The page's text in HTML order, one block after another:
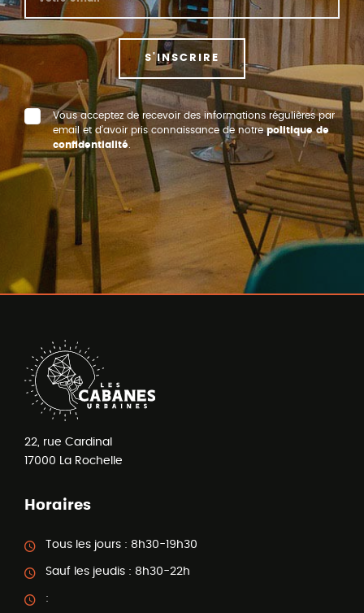
S'INSCRIRE
Vous acceptez de recevoir des informations régulières par
email et d’avoir pris connaissance de notrepolitique de
confidentialité
22, rue Cardinal
17000
La Rochelle
Horaires
Tous les jours : 8h30-19h30
Sauf les jeudis : 8h30-22h
: